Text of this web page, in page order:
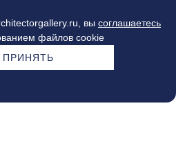
вы соглашаетесь
файлов cookie
ПРИНЯТЬ